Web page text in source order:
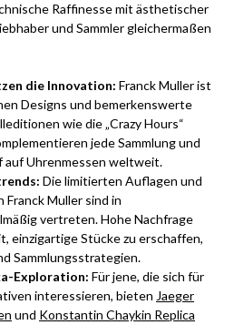
Raffinesse mit ästhetischer
und Sammler gleichermaßen
die Innovation: Franck Muller ist
Designs und bemerkenswerte
wie die „Crazy Hours“
jede Sammlung und
Uhrenmessen weltweit.
Die limitierten Auflagen und
Franck Muller sind in
vertreten. Hohe Nachfrage
einzigartige Stücke zu erschaffen,
Sammlungsstrategien.
Exploration: Für jene, die sich für
interessieren, bieten Jaeger
und Konstantin Chaykin Replica